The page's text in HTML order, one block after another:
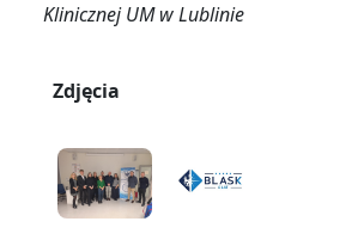
Klinicznej UM w Lublinie
Zdjęcia